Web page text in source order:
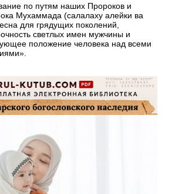
по путям наших Пророков и
Мухаммада (салалаху алейки ва
для грядущих поколений,
светлых имен мужчины и
положение человека над всеми